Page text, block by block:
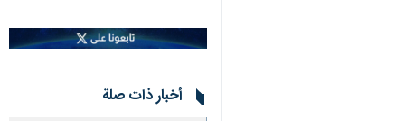
أخبار ذات صلة